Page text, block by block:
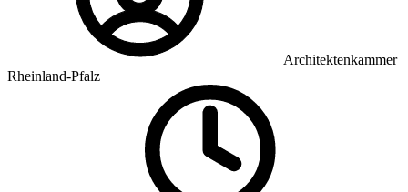
Architektenkammer
Rheinland-Pfalz